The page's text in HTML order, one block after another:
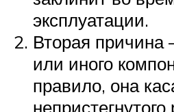
эксплуатации.
Вторая причина
или иного
правило, она